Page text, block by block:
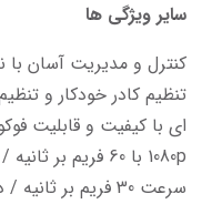
سایر ویژگی ها